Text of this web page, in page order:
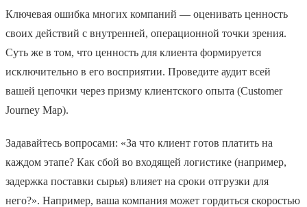
Ключевая ошибка многих компаний — оценивать ценность
своих действий с внутренней, операционной точки зрения.
Суть же в том, что ценность для клиента формируется
исключительно в его восприятии. Проведите аудит всей
вашей цепочки через призму клиентского опыта (Customer
Journey Map).
Задавайтесь вопросами: «За что клиент готов платить на
каждом этапе? Как сбой во входящей логистике (например,
задержка поставки сырья) влияет на сроки отгрузки для
него?». Например, ваша компания может гордиться скоростью